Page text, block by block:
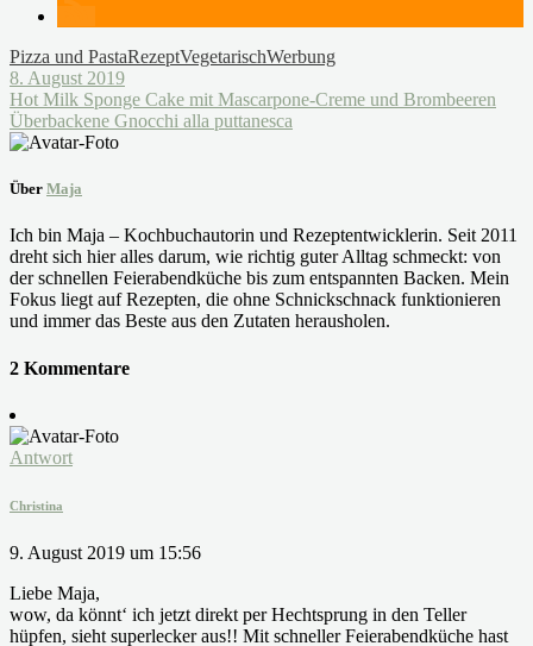
Pizza und PastaRezeptVegetarischWerbung
8. August 2019
Hot Milk Sponge Cake mit Mascarpone-Creme und Brombeeren
Überbackene Gnocchi alla puttanesca
Über Maja
Ich bin Maja – Kochbuchautorin und Rezeptentwicklerin. Seit 2011
dreht sich hier alles darum, wie richtig guter Alltag schmeckt: von
der schnellen Feierabendküche bis zum entspannten Backen. Mein
Fokus liegt auf Rezepten, die ohne Schnickschnack funktionieren
und immer das Beste aus den Zutaten herausholen.
2 Kommentare
Antwort
Christina
9. August 2019 um 15:56
Liebe Maja,
wow, da könnt‘ ich jetzt direkt per Hechtsprung in den Teller
hüpfen, sieht superlecker aus!! Mit schneller Feierabendküche hast